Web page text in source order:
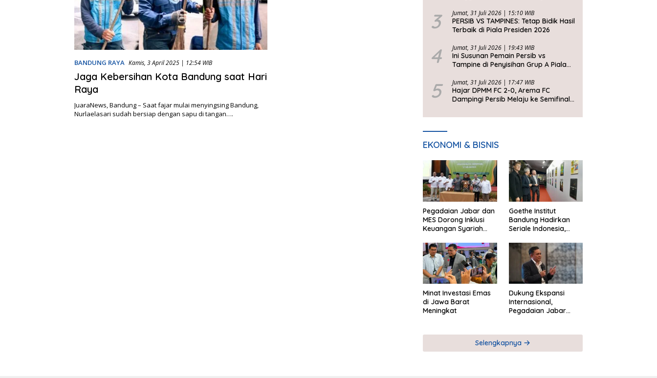
BANDUNG RAYA Kamis, 3 April 2025 | 12:54 WIB
Jaga Kebersihan Kota Bandung saat Hari
Raya
JuaraNews, Bandung – Saat fajar mulai menyingsing Bandung,
Nurlaelasari sudah bersiap dengan sapu di tangan….
3 Jumat, 31 Juli 2026 | 15:10 WIB
PERSIB VS TAMPINES: Tetap Bidik Hasil
Terbaik di Piala Presiden 2026
4 Jumat, 31 Juli 2026 | 19:43 WIB
Ini Susunan Pemain Persib vs
Tampine di Penyisihan Grup A Piala
5 Jumat, 31 Juli 2026 | 17:47 WIB
Hajar DPMM FC 2-0, Arema FC
Dampingi Persib Melaju ke Semifinal
EKONOMI & BISNIS
Pegadaian Jabar dan
MES Dorong Inklusi
Keuangan Syariah
UMKM
Goethe Institut
Bandung Hadirkan
Seriale Indonesia,
Global Industri Serial
Minat Investasi Emas
di Jawa Barat
Meningkat
Dukung Ekspansi
Internasional,
Pegadaian Jabar
Pegadaian Timor
Leste
Selengkapnya